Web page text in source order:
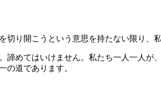
り開こうという意思を持たない限り、
めてはいけません。私たち一人一人が
の道であります。